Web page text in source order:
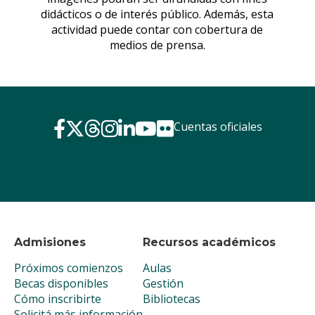
Admisiones
Próximos comienzos
Becas disponibles
Cómo inscribirte
Recursos académicos
Aulas
Gestión
Bibliotecas
Cuentas oficiales